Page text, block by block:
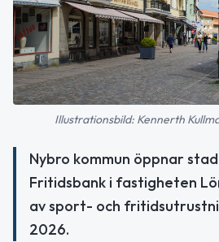
Illustrationsbild: Kennerth
Nybro kommun öppnar
Fritidsbank i fastigheten
av sport- och
2026.